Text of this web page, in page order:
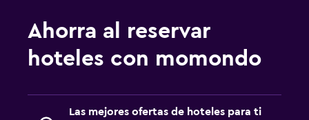
Piscina climatizada
Bañera de hidromasaje
Ahorra al reservar
hoteles con momondo
Las mejores ofertas de hoteles para ti